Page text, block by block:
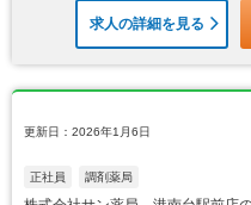
求人の詳細を見る
更新日：2026年1月6日
正社員 調剤薬局